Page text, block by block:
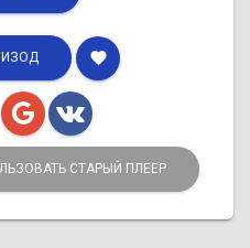
favorite
СТАРЫЙ ПЛЕЕР